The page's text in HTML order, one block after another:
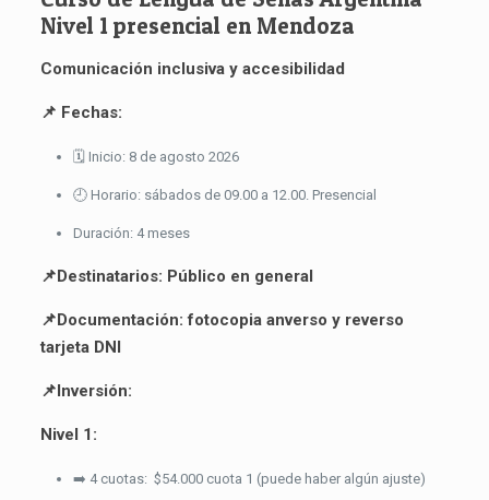
Nivel 1 presencial en Mendoza
Comunicación inclusiva y accesibilidad
📌 Fechas:
🗓 Inicio: 8 de agosto 2026
🕘 Horario: sábados de 09.00 a 12.00. Presencial
Duración: 4 meses
📌Destinatarios: Público en general
📌Documentación: fotocopia anverso y reverso
tarjeta DNI
📌Inversión:
Nivel 1:
➡️ 4 cuotas: $54.000 cuota 1 (puede haber algún ajuste)